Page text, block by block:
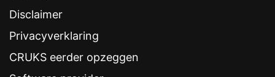
Disclaimer
Privacyverklaring
CRUKS eerder opzeggen